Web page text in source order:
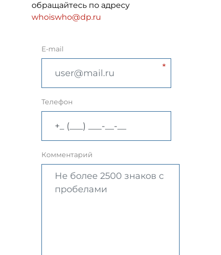
обращайтесь по адресу
whoiswho@dp.ru
E-mail
Телефон
Комментарий